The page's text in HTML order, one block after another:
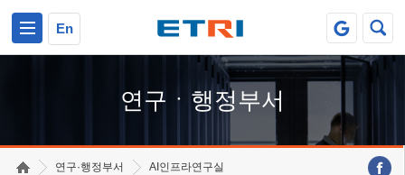
En
연구ㆍ행정부서
연구·행정부서
AI인프라연구실